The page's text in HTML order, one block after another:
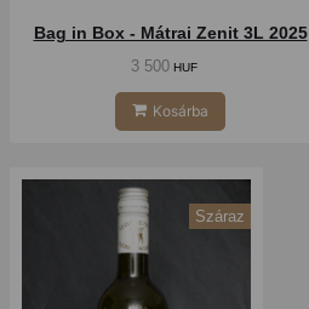
Bag in Box - Mátrai Zenit 3L 2025
3 500 HUF
Kosárba
Száraz